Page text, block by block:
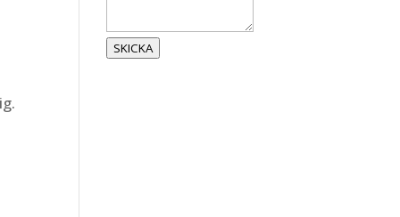
n
t
SKICKA